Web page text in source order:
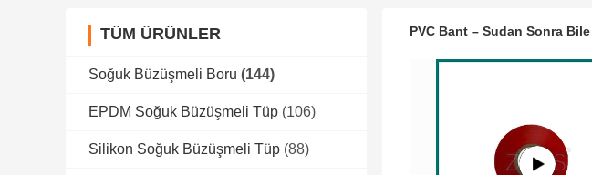
TÜM ÜRÜNLER
Soğuk Büzüşmeli Boru (144)
EPDM Soğuk Büzüşmeli Tüp (106)
Silikon Soğuk Büzüşmeli Tüp (88)
PVC Bant – Sudan Sonra Bile